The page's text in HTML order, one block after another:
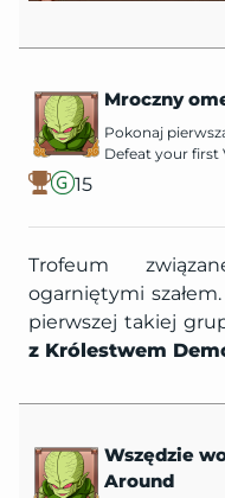
15
Mroczny
Pokonaj
Defeat your first
Trofeum
ogarniętymi
pierwszej takiej
z Królestwem
Wszędzie
Around